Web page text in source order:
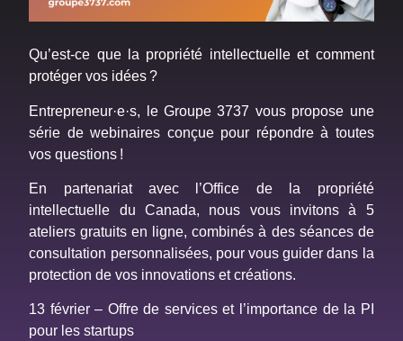
Qu’est-ce que la propriété intellectuelle et comment
protéger vos idées ?
Entrepreneur·e·s, le Groupe 3737 vous propose une
série de webinaires conçue pour répondre à toutes
vos questions !
En partenariat avec l’Office de la propriété
intellectuelle du Canada, nous vous invitons à 5
ateliers gratuits en ligne, combinés à des séances de
consultation personnalisées, pour vous guider dans la
protection de vos innovations et créations.
13 février – Offre de services et l’importance de la PI
pour les startups